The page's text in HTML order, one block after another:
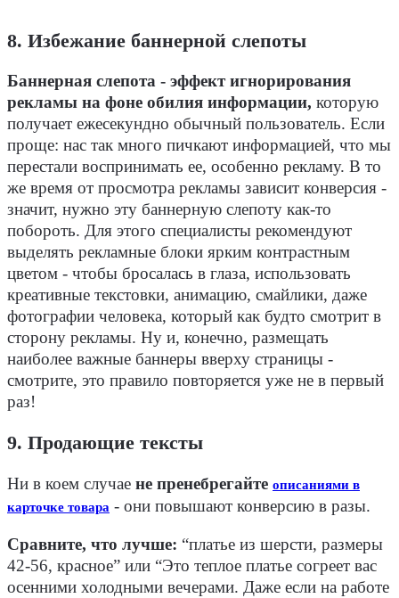
8. Избежание баннерной слепоты
Баннерная слепота - эффект игнорирования
рекламы на фоне обилия информации, которую
получает ежесекундно обычный пользователь. Если
проще: нас так много пичкают информацией, что мы
перестали воспринимать ее, особенно рекламу. В то
же время от просмотра рекламы зависит конверсия -
значит, нужно эту баннерную слепоту как-то
побороть. Для этого специалисты рекомендуют
выделять рекламные блоки ярким контрастным
цветом - чтобы бросалась в глаза, использовать
креативные текстовки, анимацию, смайлики, даже
фотографии человека, который как будто смотрит в
сторону рекламы. Ну и, конечно, размещать
наиболее важные баннеры вверху страницы -
смотрите, это правило повторяется уже не в первый
раз!
9. Продающие тексты
Ни в коем случае не пренебрегайте описаниями в
карточке товара - они повышают конверсию в разы.
Сравните, что лучше: “платье из шерсти, размеры
42-56, красное” или “Это теплое платье согреет вас
осенними холодными вечерами. Даже если на работе